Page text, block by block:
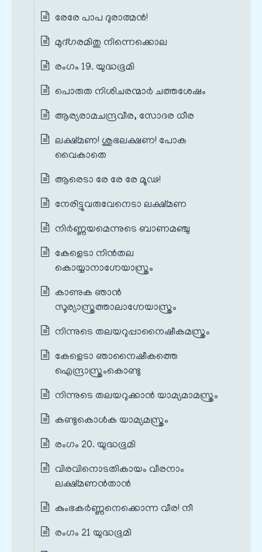
രേരേ പാപ ദുരാത്മൻ!
മുദ്ഗരമിതു നിന്നെക്കൊല
രംഗം 19. യുദ്ധഭൂമി
പൊരുത നിശിചരന്മാർ ചത്തശേഷം
ആര്യരാമചന്ദ്രവീര, സോദര ധീര
ലക്ഷ്മണ! ശുഭലക്ഷണ! പോക
വൈകാതെ
ആരെടാ രേ രേ രേ മൂഢ!
നേരിട്ടുവരുവേനെടാ ലക്ഷ്മണ
നിർണ്ണയമെന്നുടെ ബാണമഞ്ചു
കേളെടാ നിൻതല
കൊയ്യാനാഗ്നേയാസ്ത്രം
കാണുക ഞാൻ
സൂര്യാസ്ത്രത്താലാഗ്നേയാസ്ത്രം
നിന്നുടെ തലയറുപ്പാനൈഷീകമസ്ത്രം
കേളെടാ ഞാനൈഷീകത്തെ
ഐന്ദ്രാസ്ത്രംകൊണ്ടു
നിന്നുടെ തലയറുക്കാൻ യാമ്യമാമസ്ത്രം
കണ്ടുകൊൾക യാമ്യമസ്ത്രം
രംഗം 20. യുദ്ധഭൂമി
വിരവിനൊടതികായം വീരനാം
ലക്ഷ്മണൻതാൻ
കുംഭകർണ്ണനെക്കൊന്ന വീര! നീ
രംഗം 21 യുദ്ധഭൂമി